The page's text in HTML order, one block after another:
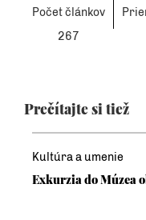
Počet článkov
267
Prečítajte si tiež
Kultúra a umenie
Exkurzia do Múzea